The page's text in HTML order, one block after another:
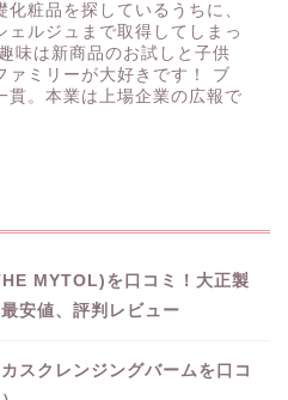
粧品を探しているうちに、
ェルジュまで取得してしまっ
味は新商品のお試しと子供
ァミリーが大好きです！ ブ
貫。本業は上場企業の広報で
MYTOL)を口コミ！大正製
安値、評判レビュー
スクレンジングバームを口コ